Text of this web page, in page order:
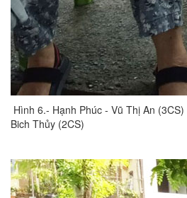
Hình 6.- Hạnh Phúc - Vũ Thị An
Bich Thủy (2CS)